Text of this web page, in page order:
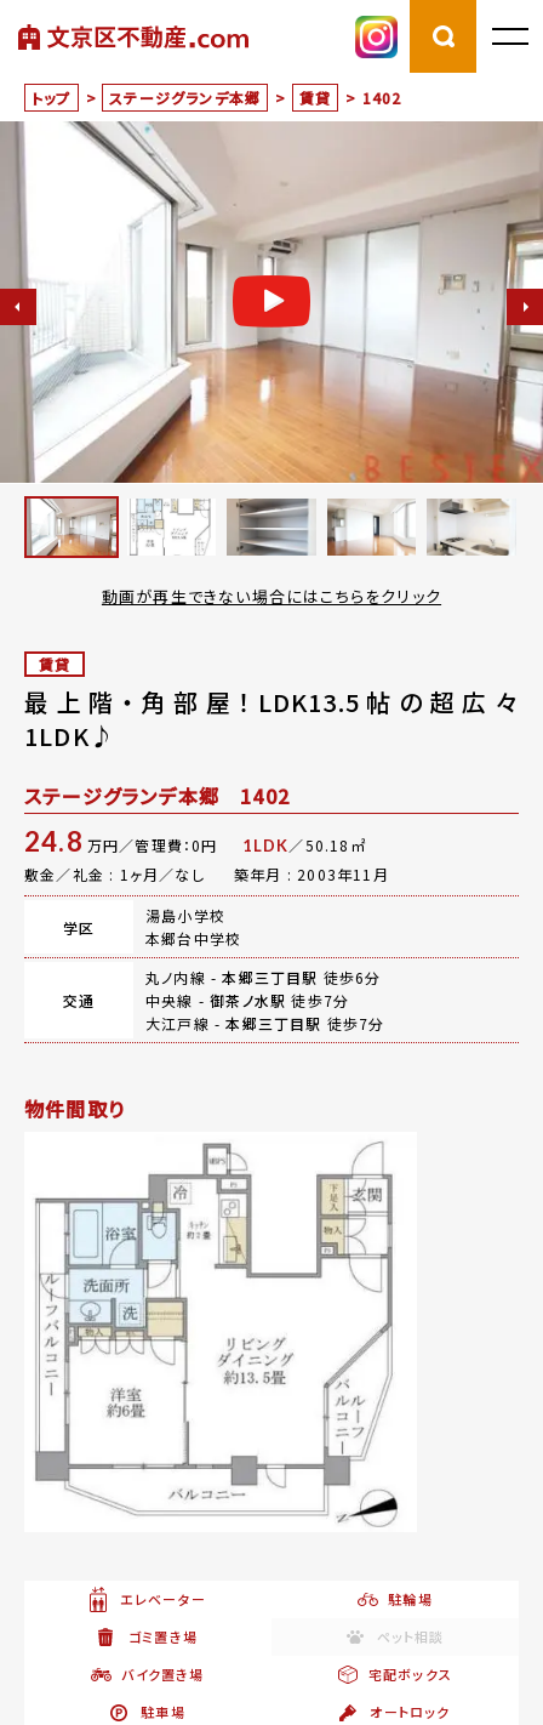
トップ > ステージグランデ本郷 > 賃貸 > 1402
動画が再生できない場合にはこちらをクリック
賃貸
最上階・角部屋！LDK13.5帖の超広々
1LDK♪
ステージグランデ本郷 1402
24.8 万円／管理費：0円 1LDK／50.18㎡
敷金／礼金 : 1ヶ月／なし
築年月 : 2003年11月
学区
湯島小学校
本郷台中学校
交通
丸ノ内線 -本郷三丁目駅 徒歩6分
中央線 -御茶ノ水駅 徒歩7分
大江戸線 -本郷三丁目駅 徒歩7分
物件間取り
エレベーター
駐輪場
ゴミ置き場
ペット相談
バイク置き場
宅配ボックス
駐車場
オートロック